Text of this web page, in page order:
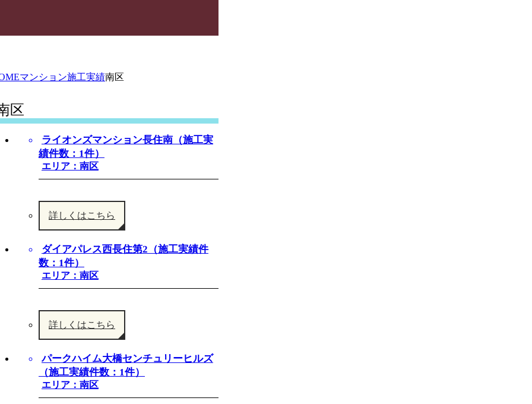
マンション施工実績南区
区
ライオンズマンション長住南（施工実
績件数：1件）
エリア：南区
詳しくはこちら
ダイアパレス西長住第2（施工実績件
数：1件）
エリア：南区
詳しくはこちら
パークハイム大橋センチュリーヒルズ
（施工実績件数：1件）
エリア：南区